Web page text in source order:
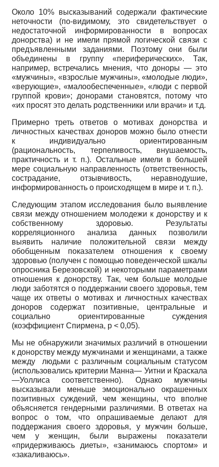
Около 10% высказываний содержали фактические
неточности (по-видимому, это свидетельствует о
недостаточной информированности в вопросах
донорства) и не имели прямой логической связи с
предъявленными заданиями. Поэтому они были
объединены в группу «периферических». Так,
например, встречались мнения, что доноры — это
«мужчины», «взрослые мужчины», «молодые люди»,
«верующие», «малообеспеченные», «люди с первой
группой крови»; донорами становятся, потому что
«их просят это делать родственники или врачи» и т.д.
Примерно треть ответов о мотивах донорства и
личностных качествах доноров можно было отнести
к индивидуально ориентированным
(рациональность, терпеливость, внушаемость,
практичность и т. п.). Остальные имели в большей
мере социальную направленность (ответственность,
сострадание, отзывчивость, неравнодушие,
информированность о происходящем в мире и т. п.).
Следующим этапом исследования было выявление
связи между отношением молодежи к донорству и к
собственному здоровью. Результаты
корреляционного анализа данных позволили
выявить наличие положительной связи между
обобщенным показателем отношения к своему
здоровью (получен с помощью поведенческой шкалы
опросника Бере­зовской) и некоторыми параметрами
отношения к донорству. Так, чем больше молодые
люди заботятся о поддержании своего здоровья, тем
чаще их ответы о мотивах и личностных качествах
доноров содержат позитивные, центральные и
социально ориентированные суждения
(коэффициент Спирмена, р < 0,05).
Мы не обнаружили значимых различий в отношении
к донорству между мужчинами и женщинами, а также
между людьми с различным социальным статусом
(использовались критерии Манна— Уитни и Краскала
—Уоллиса соответственно). Однако мужчины
высказывали меньше эмоционально окрашенных
позитивных суждений, чем женщины, что вполне
объясняется гендерными различиями. В ответах на
вопрос о том, что опрашиваемые делают для
поддержания своего здоровья, у мужчин больше,
чем у женщин, были выражены показатели
«придерживаюсь диеты», «занимаюсь спортом» и
«закаливаюсь».